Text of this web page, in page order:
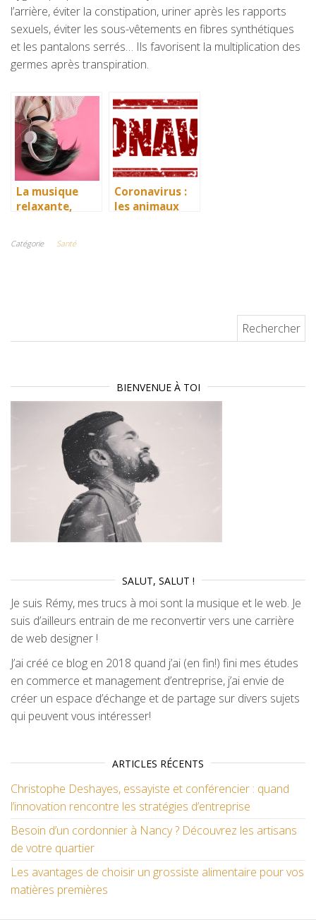
l’arrière, éviter la constipation, uriner après les rapports
sexuels, éviter les sous-vêtements en fibres synthétiques
et les pantalons serrés… Ils favorisent la multiplication des
germes après transpiration.
La musique
relaxante,
Coronavirus :
les animaux
Catégorie Santé
BIENVENUE À TOI
SALUT, SALUT !
Je suis Rémy, mes trucs à moi sont la musique et le web. Je
suis d’ailleurs entrain de me reconvertir vers une carrière
de web designer !
J’ai créé ce blog en 2018 quand j’ai (en fin!) fini mes études
en commerce et management d’entreprise, j’ai envie de
créer un espace d’échange et de partage sur divers sujets
qui peuvent vous intéresser!
ARTICLES RÉCENTS
Christophe Deshayes, essayiste et conférencier : quand
l’innovation rencontre les stratégies d’entreprise
Besoin d’un cordonnier à Nancy ? Découvrez les artisans
de votre quartier
Les avantages de choisir un grossiste alimentaire pour vos
matières premières